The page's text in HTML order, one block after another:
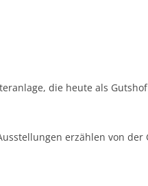
die heute als
erzählen von der